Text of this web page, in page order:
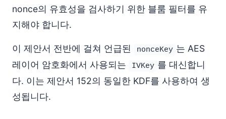
nonce의 유효성을 검사하기 위한 블룸 필터를 유
지해야 합니다.
이 제안서 전반에 걸쳐 언급된 nonceKey 는 AES
레이어 암호화에서 사용되는
IVKey 를 대신합니
다. 이는 제안서 152의 동일한 KDF를 사용하여 생
성됩니다.